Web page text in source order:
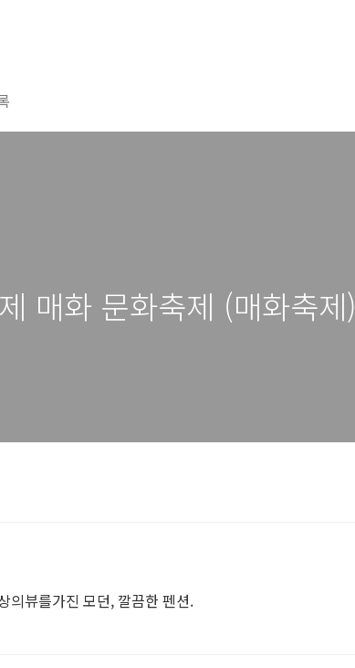
매화 문화축제 (매화축제)
의뷰를가진 모던, 깔끔한 펜션.